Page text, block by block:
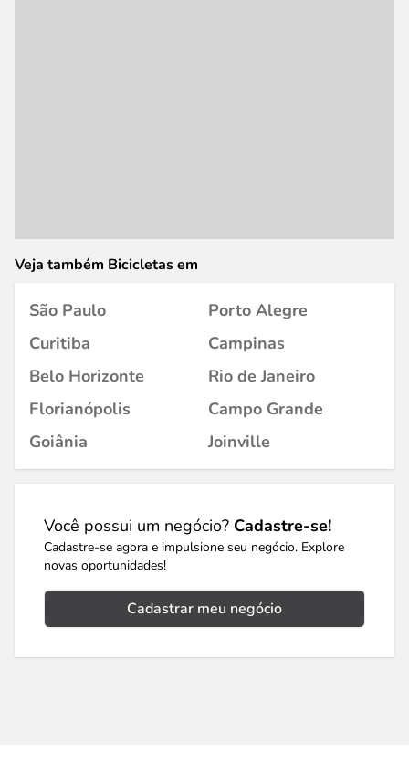
Veja também Bicicletas em
São Paulo
Porto Alegre
Curitiba
Campinas
Belo Horizonte
Rio de Janeiro
Florianópolis
Campo Grande
Goiânia
Joinville
Você possui um negócio? Cadastre-se!
Cadastre-se agora e impulsione seu negócio. Explore
novas oportunidades!
Cadastrar meu negócio